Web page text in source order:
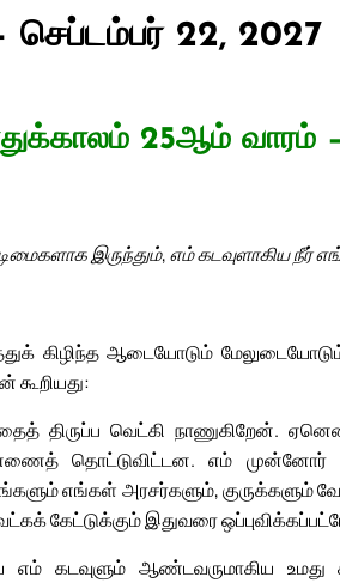
செப்டம்பர் 22, 2027
25ஆம் வாரம்
இருந்தும், எம் கடவுளாகிய
கிழிந்த ஆடையோடும்
கூறியது:
திருப்ப வெட்கி நாணுகிறேன்.
தொட்டுவிட்டன. எம் முன்னோர்
எங்கள் அரசர்களும், குருக்களும்
கேட்டுக்கும் இதுவரை
எம் கடவுளும் ஆண்டவருமாகிய